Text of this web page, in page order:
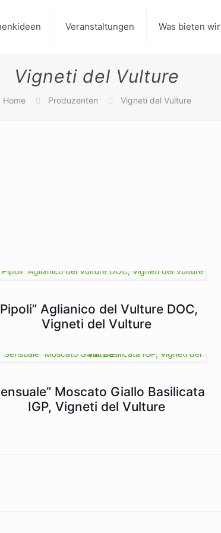
Veranstaltungen Was bieten wir
Vigneti del Vulture
Home Produzenten Vigneti del Vulture
Aglianico del Vulture DOC,
Vigneti del Vulture
Moscato Giallo Basilicata
IGP, Vigneti del Vulture